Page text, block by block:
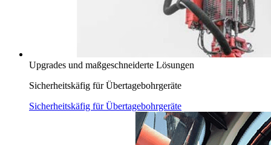
Upgrades und maßgeschneiderte Lösungen
Sicherheitskäfig für Übertagebohrgeräte
Sicherheitskäfig für Übertagebohrgeräte